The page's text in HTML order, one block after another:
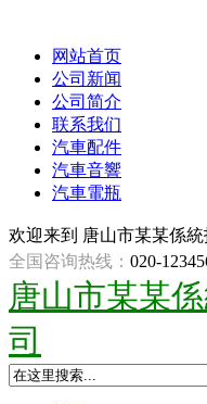
网站首页
公司新闻
公司简介
联系我们
汽車配件
汽車音響
汽車電瓶
欢迎来到 唐山市某某係
全国咨询热线： 020-
唐山市某某
司